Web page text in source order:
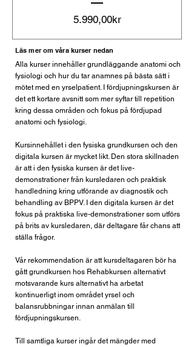
5.990,00krPrezzo
Läs mer om våra kurser nedan
Alla kurser innehåller grundläggande anatomi och
fysiologi och hur du tar anamnes på bästa sätt i
mötet med en yrselpatient. I fördjupningskursen är
det ett kortare avsnitt som mer syftar till repetition
kring dessa områden och fokus på fördjupad
anatomi och fysiologi.
Kursinnehållet i den fysiska grundkursen och den
digitala kursen är mycket likt. Den stora skillnaden
är att i den fysiska kursen är det live-
demonstrationer från kursledaren och praktisk
handledning kring utförande av diagnostik och
behandling av BPPV. I den digitala kursen är det
fokus på praktiska live-demonstrationer som utförs
på brits av kursledaren, där deltagare får chans att
ställa frågor.
Vår rekommendation är att kursdeltagaren bör ha
gått grundkursen hos Rehabkursen alternativt
motsvarande kurs alternativt ha arbetat
kontinuerligt inom området yrsel och
balansrubbningar innan anmälan till
fördjupningskursen.
Till samtliga kurser ingår det mängder med